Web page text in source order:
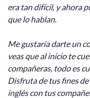
era tan difícil, y ahora
que lo hablan.
Me gustaría darte un
veas que al inicio te
compañeras, todo es
Disfruta de tus fines
inglés con tus